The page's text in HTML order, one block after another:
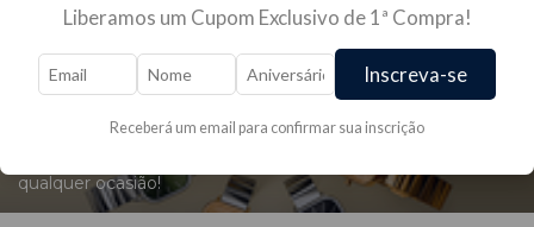
RELÓGIOS FEMININO →
COLEÇÕES por estilos, ocasiões e
personalidades
→ Coleção Pulse
→ Coleção Pulse
qualquer ocasião!
Liberamos um Cupom Exclusivo de 1ª Compra!
Inscreva-se
Receberá um email para confirmar sua inscrição